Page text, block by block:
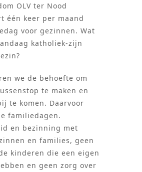
OLV ter Nood
één keer per maand
voor gezinnen. Wat
katholiek-zijn
we de behoefte om
te maken en
te komen. Daarvoor
familiedagen.
en bezinning met
en families, geen
kinderen die een eigen
en geen zorg over